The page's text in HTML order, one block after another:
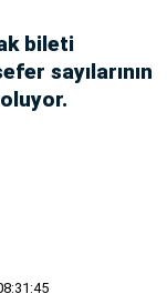
bileti
sayılarının